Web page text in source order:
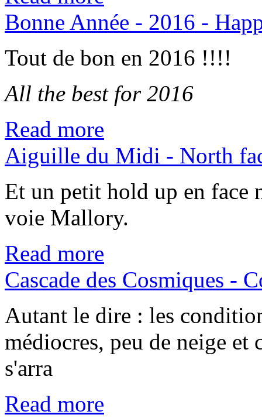
Bonne Année - 2016 -
Tout de bon en 2016 !!!!
All the best for 2016
Read more
Aiguille du Midi - North
Et un petit hold up en
voie Mallory.
Read more
Cascade des Cosmiques -
Autant le dire : les
médiocres, peu de neige et
s'arra
Read more